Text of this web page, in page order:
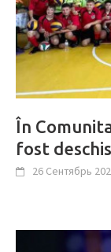
În
fost
26 Сентябрь